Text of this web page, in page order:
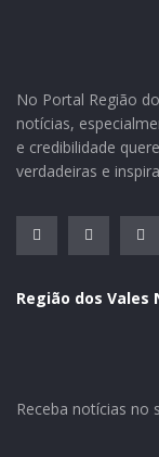
No Portal Região
notícias,
e credibilidade
verdadeiras e
Região dos Vales
Receba notícias no